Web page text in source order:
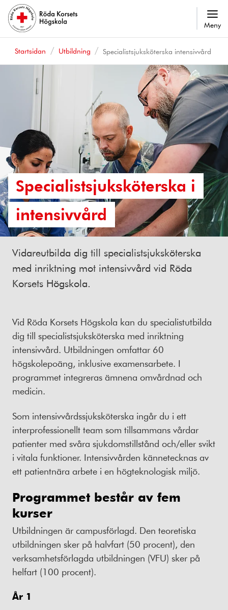
Meny
Startsidan Utbildning Specialistsjuksköterska intensivvård
Specialistsjuksköterska i
intensivvård
Vidareutbilda dig till specialistsjuksköterska
med inriktning mot intensivvård vid Röda
Korsets Högskola.
Vid Röda Korsets Högskola kan du specialistutbilda
dig till specialistsjuksköterska med inriktning
intensivvård. Utbildningen omfattar 60
högskolepoäng, inklusive examensarbete. I
programmet integreras ämnena omvårdnad och
medicin.
Som intensivvårdssjuksköterska ingår du i ett
interprofessionellt team som tillsammans vårdar
patienter med svåra sjukdomstillstånd och/eller svikt
i vitala funktioner. Intensivvården kännetecknas av
ett patientnära arbete i en högteknologisk miljö.
Programmet består av fem
kurser
Utbildningen är campusförlagd. Den teoretiska
utbildningen sker på halvfart (50 procent), den
verksamhetsförlagda utbildningen (VFU) sker på
helfart (100 procent).
År 1